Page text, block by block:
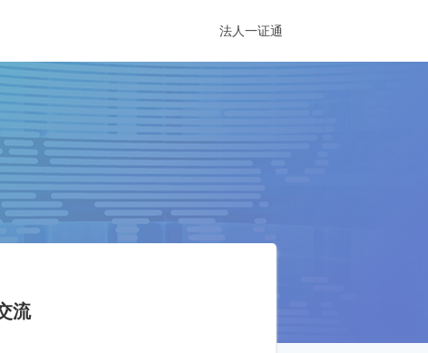
法人一证通
流